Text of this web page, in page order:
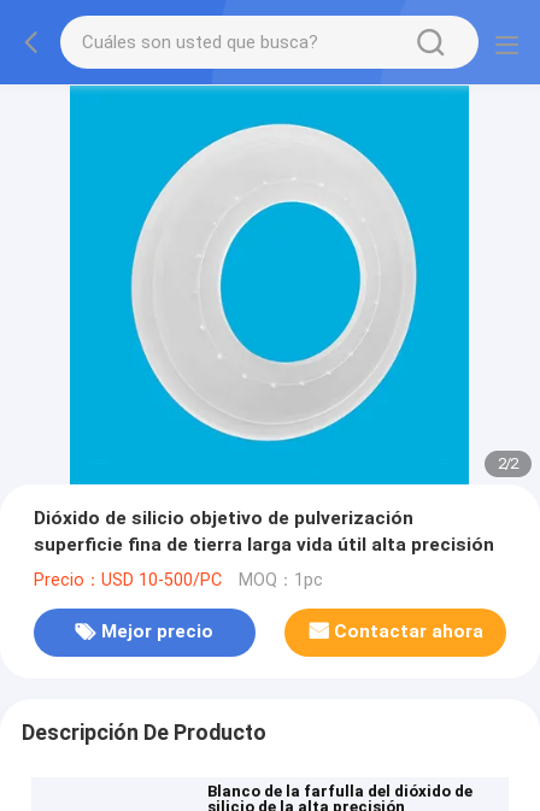
2/2
Dióxido de silicio objetivo de pulverización
superficie fina de tierra larga vida útil alta precisión
Precio：USD 10-500/PC MOQ：1pc
Mejor precio Contactar ahora
Descripción De Producto
Blanco de la farfulla del dióxido de
silicio de la alta precisión